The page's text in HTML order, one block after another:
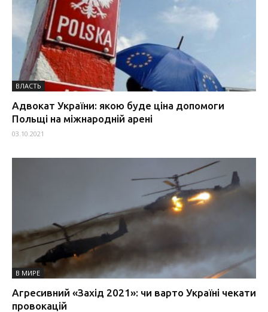
ВЛАСТЬ
Адвокат України: якою буде ціна допомоги
Польщі на міжнародній арені
03.10.2021
В МИРЕ
Агресивний «Захід 2021»: чи варто Україні чекати
провокацій